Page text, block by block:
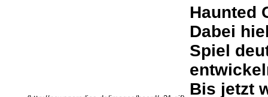
Haunted
Dabei
Spiel
Bis jetzt